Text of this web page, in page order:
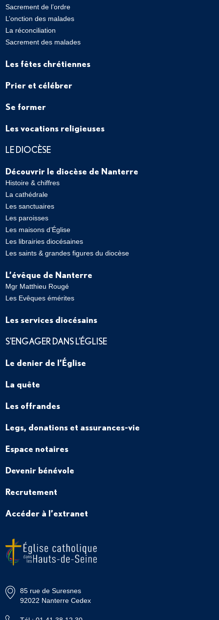
Sacrement de l’ordre
L’onction des malades
La réconciliation
Sacrement des malades
Les fêtes chrétiennes
Prier et célébrer
Se former
Les vocations religieuses
LE DIOCÈSE
Découvrir le diocèse de Nanterre
Histoire & chiffres
La cathédrale
Les sanctuaires
Les paroisses
Les maisons d’Église
Les librairies diocésaines
Les saints & grandes figures du diocèse
L’évêque de Nanterre
Mgr Matthieu Rougé
Les Evêques émérites
Les services diocésains
S’ENGAGER DANS L’ÉGLISE
Le denier de l’Église
La quête
Les offrandes
Legs, donations et assurances-vie
Espace notaires
Devenir bénévole
Recrutement
Accéder à l’extranet
85 rue de Suresnes
92022 Nanterre Cedex